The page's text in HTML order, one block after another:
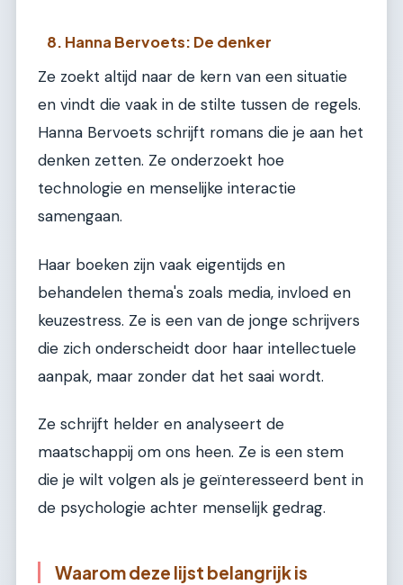
8. Hanna Bervoets: De denker
Ze zoekt altijd naar de kern van een situatie
en vindt die vaak in de stilte tussen de regels.
Hanna Bervoets schrijft romans die je aan het
denken zetten. Ze onderzoekt hoe
technologie en menselijke interactie
samengaan.
Haar boeken zijn vaak eigentijds en
behandelen thema's zoals media, invloed en
keuzestress. Ze is een van de jonge schrijvers
die zich onderscheidt door haar intellectuele
aanpak, maar zonder dat het saai wordt.
Ze schrijft helder en analyseert de
maatschappij om ons heen. Ze is een stem
die je wilt volgen als je geïnteresseerd bent in
de psychologie achter menselijk gedrag.
Waarom deze lijst belangrijk is